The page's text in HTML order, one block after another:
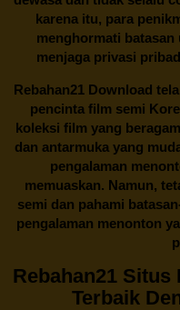
karena itu, para
menghormati batasan
menjaga privasi
Rebahan21Download
pencinta film semi
koleksi film yang
dan antarmuka yang
pengalaman
memuaskan. Namun,
semi dan pahami
pengalaman menonton
Rebahan21
Terbaik